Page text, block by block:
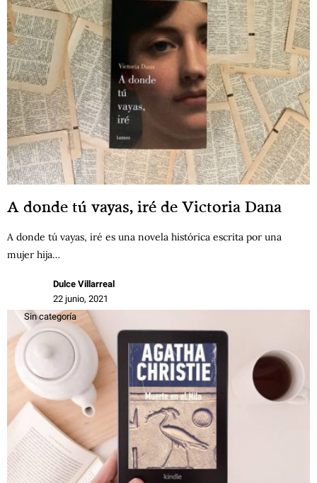
A donde tú vayas, iré de Victoria Dana
A donde tú vayas, iré es una novela histórica escrita por una
mujer hija…
Dulce Villarreal
22 junio, 2021
Sin categoría